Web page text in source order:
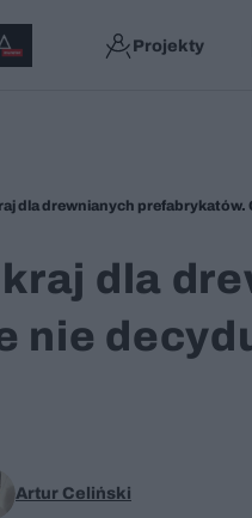
Projekty
dla drewnianych
dla
nie
Artur Celiński